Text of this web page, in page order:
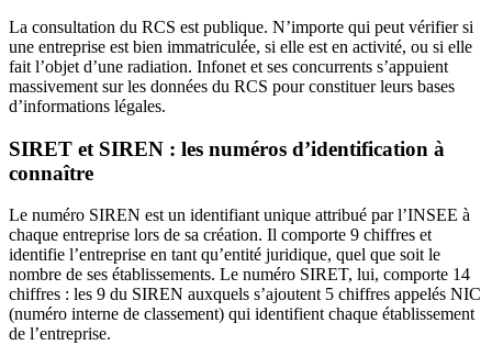
La consultation du RCS est publique. N’importe qui peut vérifier si
une entreprise est bien immatriculée, si elle est en activité, ou si elle
fait l’objet d’une radiation. Infonet et ses concurrents s’appuient
massivement sur les données du RCS pour constituer leurs bases
d’informations légales.
SIRET et SIREN : les numéros d’identification à
connaître
Le numéro SIREN est un identifiant unique attribué par l’INSEE à
chaque entreprise lors de sa création. Il comporte 9 chiffres et
identifie l’entreprise en tant qu’entité juridique, quel que soit le
nombre de ses établissements. Le numéro SIRET, lui, comporte 14
chiffres : les 9 du SIREN auxquels s’ajoutent 5 chiffres appelés NIC
(numéro interne de classement) qui identifient chaque établissement
de l’entreprise.